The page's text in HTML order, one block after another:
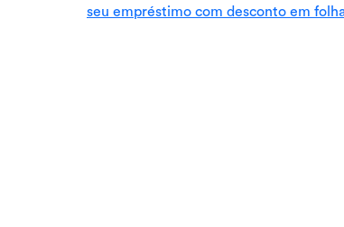
seu empréstimo com desconto em